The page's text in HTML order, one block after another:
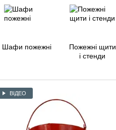
Шафи пожежні
Пожежні щити
і стенди
ВІДЕО